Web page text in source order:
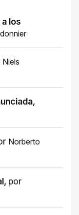
los
Niels
,
Norberto
, por